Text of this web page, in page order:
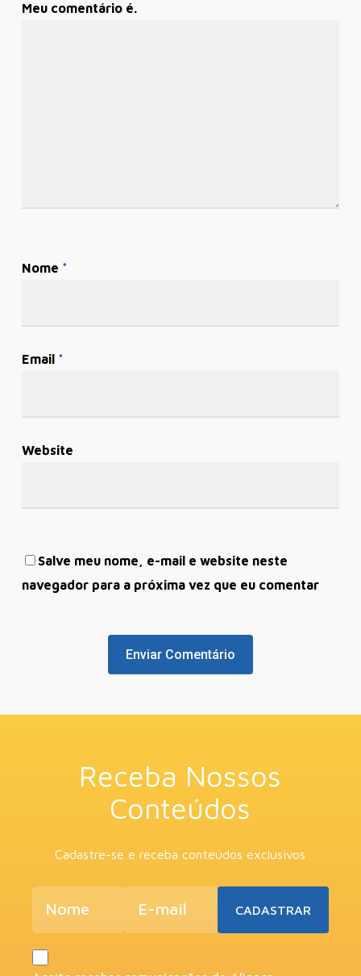
Meu comentário é.
Nome *
Email *
Website
Salve meu nome, e-mail e website neste
navegador para a próxima vez que eu comentar
Receba Nossos
Conteúdos
Cadastre-se e receba conteúdos exclusivos